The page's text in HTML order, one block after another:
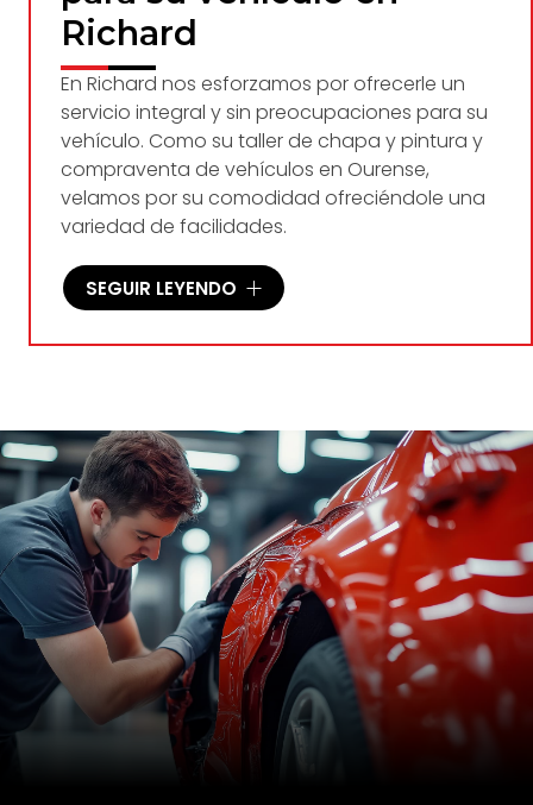
Richard
En Richard nos esforzamos por ofrecerle un
servicio integral y sin preocupaciones para su
vehículo. Como su taller de chapa y pintura y
compraventa de vehículos en Ourense,
velamos por su comodidad ofreciéndole una
variedad de facilidades.
Trabajamos con todas las aseguradoras
Ofrecemos vehículo de cortesía
Ofrecemos garantía en reparaciones
Llevamos a cabo la venta de vehículos a
toda España mediante aplicaciones.
SEGUIR LEYENDO